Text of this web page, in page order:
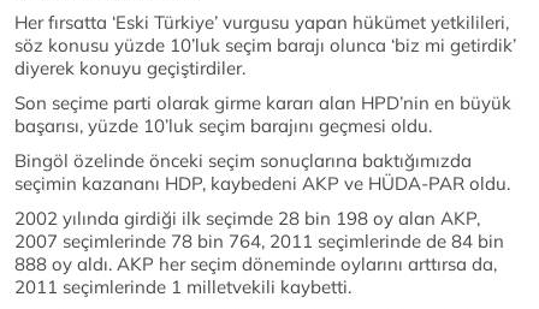
Her fırsatta ‘Eski Türkiye’ vurgusu yapan hükümet yetkilileri,
söz konusu yüzde 10’luk seçim barajı olunca ‘biz mi getirdik’
diyerek konuyu geçiştirdiler.
Son seçime parti olarak girme kararı alan HPD’nin en büyük
başarısı, yüzde 10’luk seçim barajını geçmesi oldu.
Bingöl özelinde önceki seçim sonuçlarına baktığımızda
seçimin kazananı HDP, kaybedeni AKP ve HÜDA-PAR oldu.
2002 yılında girdiği ilk seçimde 28 bin 198 oy alan AKP,
2007 seçimlerinde 78 bin 764, 2011 seçimlerinde de 84 bin
888 oy aldı. AKP her seçim döneminde oylarını arttırsa da,
2011 seçimlerinde 1 milletvekili kaybetti.